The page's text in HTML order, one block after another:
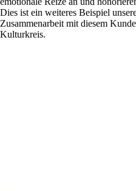
Dies ist ein weiteres Beispiel
Zusammenarbeit mit diesem
Kulturkreis.